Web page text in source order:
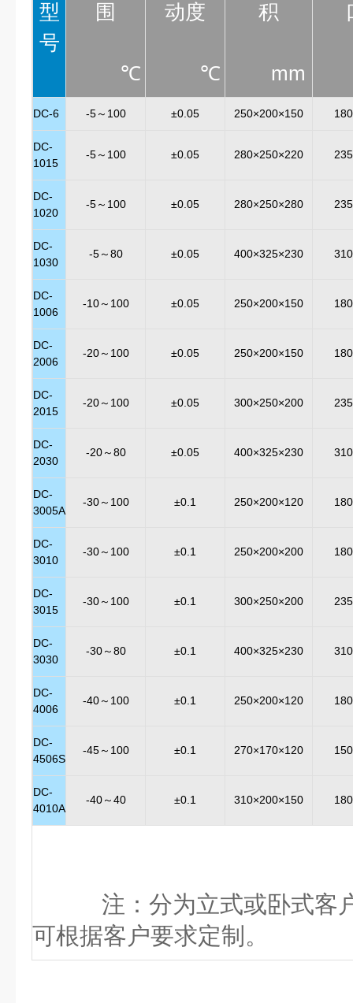
型
号
围
℃
动度
℃
积
mm
DC-6 -5～100 ±0.05 250×200×150
DC-
1015
-5～100 ±0.05 280×250×220
DC-
1020
-5～100 ±0.05 280×250×280
DC-
1030
-5～80 ±0.05 400×325×230
DC-
1006
-10～100 ±0.05 250×200×150
DC-
2006
-20～100 ±0.05 250×200×150
DC-
2015
-20～100 ±0.05 300×250×200
DC-
2030
-20～80 ±0.05 400×325×230
DC-
3005A
-30～100 ±0.1 250×200×120
DC-
3010
-30～100 ±0.1 250×200×200
DC-
3015
-30～100 ±0.1 300×250×200
DC-
3030
-30～80 ±0.1 400×325×230
DC-
4006
-40～100 ±0.1 250×200×120
DC-
4506S
-45～100 ±0.1 270×170×120
DC-
4010A
-40～40 ±0.1 310×200×150
注： 分为立式或卧式客
可根据客户要求定制。